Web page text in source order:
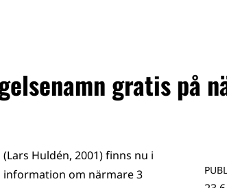
gratis på
(Lars Huldén, 2001) finns nu i
om närmare 3